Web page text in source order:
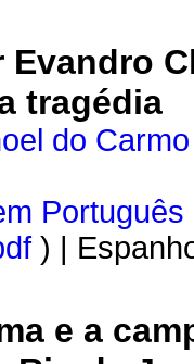
Evandro
tragédia
do
Português
) |
e a